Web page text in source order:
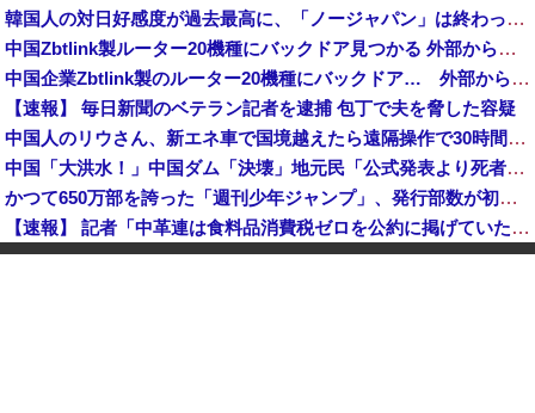
韓国人の対日好感度が過去最高に、「ノージャパン」は終わった？＝ネット「中国より100倍いい」
中国Zbtlink製ルーター20機種にバックドア見つかる 外部から完全制御のおそれ
中国企業Zbtlink製のルーター20機種にバックドア… 外部から完全制御のおそれ
【速報】 毎日新聞のベテラン記者を逮捕 包丁で夫を脅した容疑
中国人のリウさん、新エネ車で国境越えたら遠隔操作で30時間ロックされる！
中国「大洪水！」中国ダム「決壊」地元民「公式発表より死者多い！」中国政府「住民拘束！（安否不明」中国当局「救助隊動画も削除」台風13号「三峡ダム接近中」→
かつて650万部を誇った「週刊少年ジャンプ」、発行部数が初の100万部割れ
【速報】 記者「中革連は食料品消費税ゼロを公約に掲げていたが？」→階猛氏「そ、それは財源確保という条件付き」
「コンビニ、馬鹿にすんなよ」→あのオーナー夫婦、不起訴ｗｗｗｗｗｗｗｗｗ